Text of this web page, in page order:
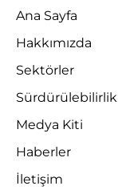
Ana Sayfa
Hakkımızda
Sektörler
Sürdürülebilirlik
Medya Kiti
Haberler
İletişim